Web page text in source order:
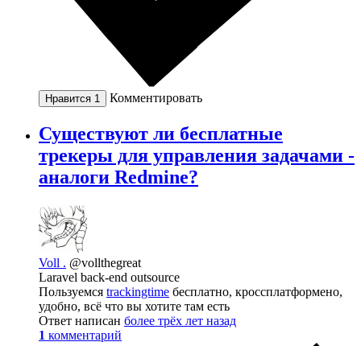
Нравится 1 Комментировать
Существуют ли бесплатные
трекеры для управления задачами -
аналоги Redmine?
Voll . @vollthegreat
Laravel back-end outsource
Пользуемся trackingtime бесплатно, кроссплатформено,
удобно, всё что вы хотите там есть
Ответ написан более трёх лет назад
1 комментарий